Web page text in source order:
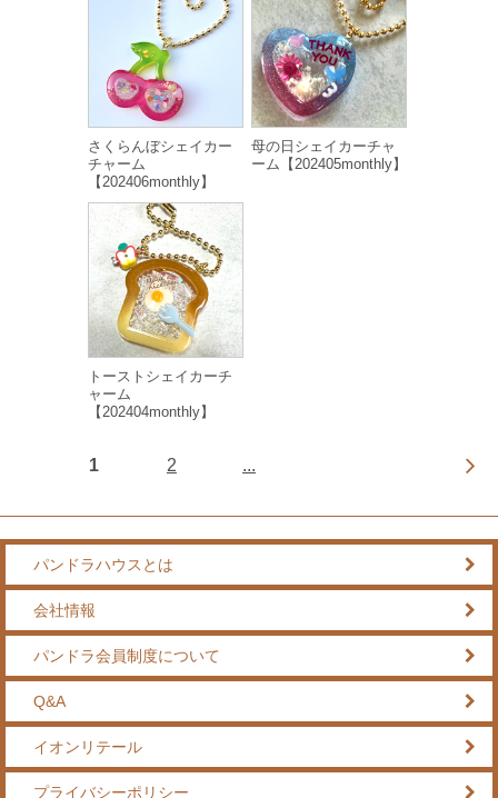
さくらんぼシェイカー
チャーム
【202406monthly】
母の日シェイカーチャ
ーム【202405monthly】
トーストシェイカーチ
ャーム
【202404monthly】
1 2 ...
パンドラハウスとは
会社情報
パンドラ会員制度について
Q&A
イオンリテール
プライバシーポリシー